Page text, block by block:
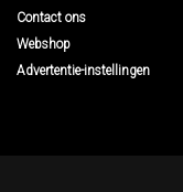
Contact ons
Webshop
Advertentie-instellingen